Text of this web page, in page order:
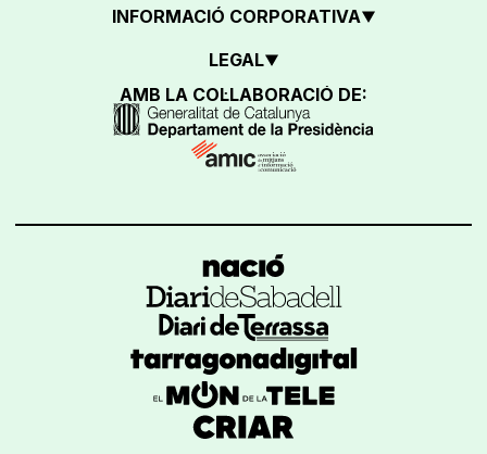
INFORMACIÓ CORPORATIVA
LEGAL
AMB LA COL·LABORACIÓ DE: